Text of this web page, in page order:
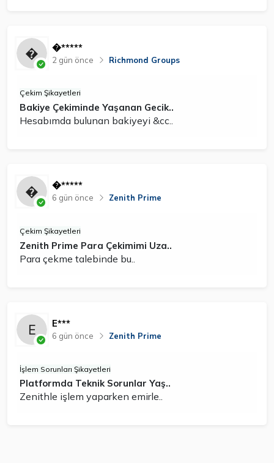
�*****
2 gün önce Richmond Groups
Çekim Şikayetleri
Bakiye Çekiminde Yaşanan Gecik..
Hesabımda bulunan bakiyeyi &cc..
�*****
6 gün önce Zenith Prime
Çekim Şikayetleri
Zenith Prime Para Çekimimi Uza..
Para çekme talebinde bu..
E***
6 gün önce Zenith Prime
İşlem Sorunları Şikayetleri
Platformda Teknik Sorunlar Yaş..
Zenithle işlem yaparken emirle..